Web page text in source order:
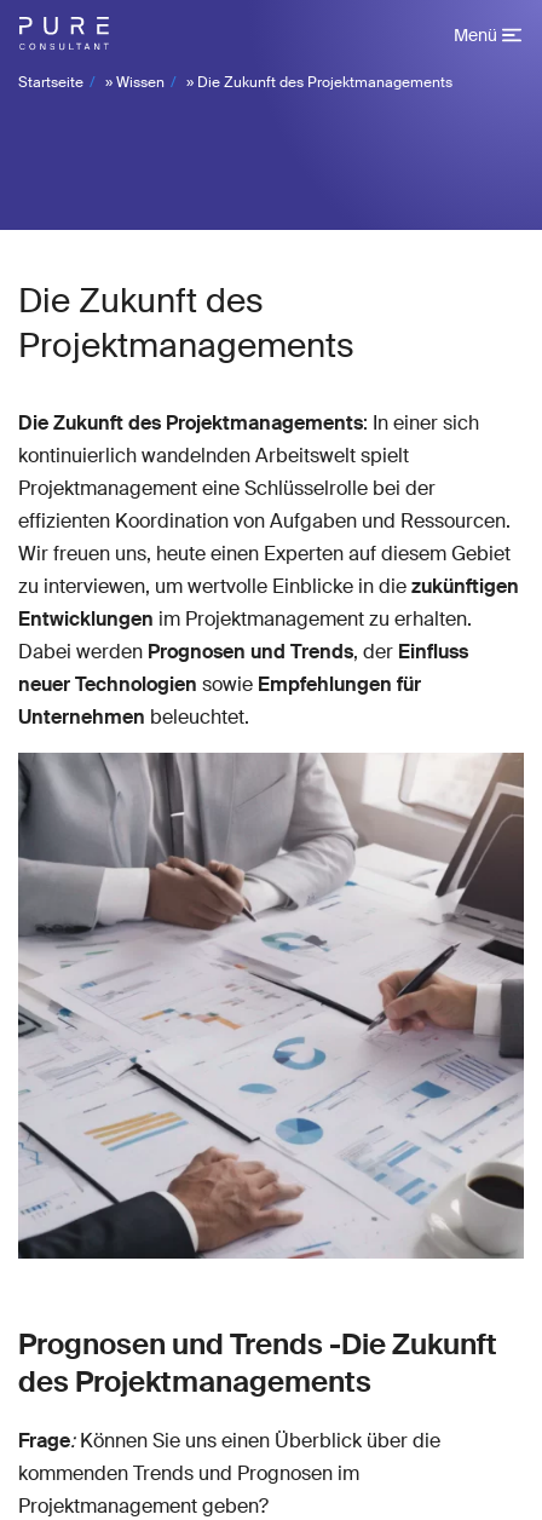
Menü
Startseite »Wissen » Die Zukunft des Projektmanagements
Die Zukunft des
Projektmanagements
Die Zukunft des Projektmanagements: In einer sich
kontinuierlich wandelnden Arbeitswelt spielt
Projektmanagement eine Schlüsselrolle bei der
effizienten Koordination von Aufgaben und Ressourcen.
Wir freuen uns, heute einen Experten auf diesem Gebiet
zu interviewen, um wertvolle Einblicke in diezukünftigen
Entwicklungen im Projektmanagement zu erhalten.
Dabei werden Prognosen und Trends, der Einfluss
neuer Technologien sowie Empfehlungen für
Unternehmen beleuchtet.
Prognosen und Trends -Die Zukunft
des Projektmanagements
Frage:Können Sie uns einen Überblick über die
kommenden Trends und Prognosen im
Projektmanagement geben?